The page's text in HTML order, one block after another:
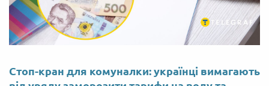
Стоп-кран для комуналки: українці вимагають